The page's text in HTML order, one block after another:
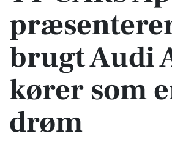
brugt Audi
kører som
drøm